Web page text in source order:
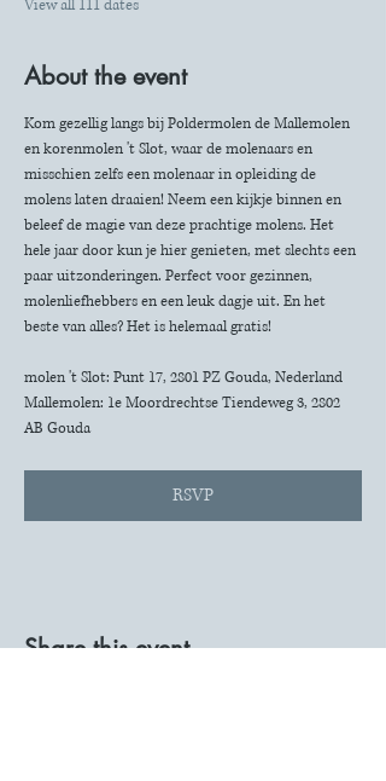
View all 111 dates
About the event
Kom gezellig langs bij Poldermolen de Mallemolen
en korenmolen 't Slot, waar de molenaars en
misschien zelfs een molenaar in opleiding de
molens laten draaien! Neem een kijkje binnen en
beleef de magie van deze prachtige molens. Het
hele jaar door kun je hier genieten, met slechts een
paar uitzonderingen. Perfect voor gezinnen,
molenliefhebbers en een leuk dagje uit. En het
beste van alles? Het is helemaal gratis!
molen 't Slot: Punt 17, 2801 PZ Gouda, Nederland
Mallemolen: 1e Moordrechtse Tiendeweg 3, 2802
AB Gouda
RSVP
Share this event